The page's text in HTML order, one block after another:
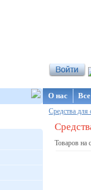
О нас
Средства для
Товаров на